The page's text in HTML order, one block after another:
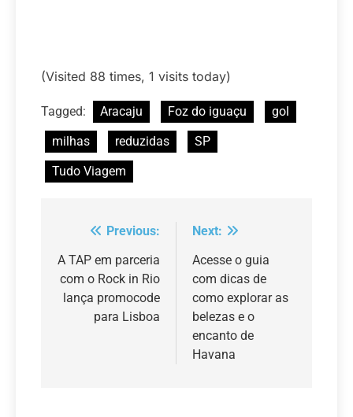
(Visited 88 times, 1 visits today)
Tagged: Aracaju Foz do iguaçu
gol
milhas
reduzidas
SP
Tudo Viagem
Navegação
de
Post
Previous:
A TAP em parceria
com o Rock in Rio
lança promocode
para Lisboa
Next:
Acesse o guia
com dicas de
como explorar as
belezas e o
encanto de
Havana